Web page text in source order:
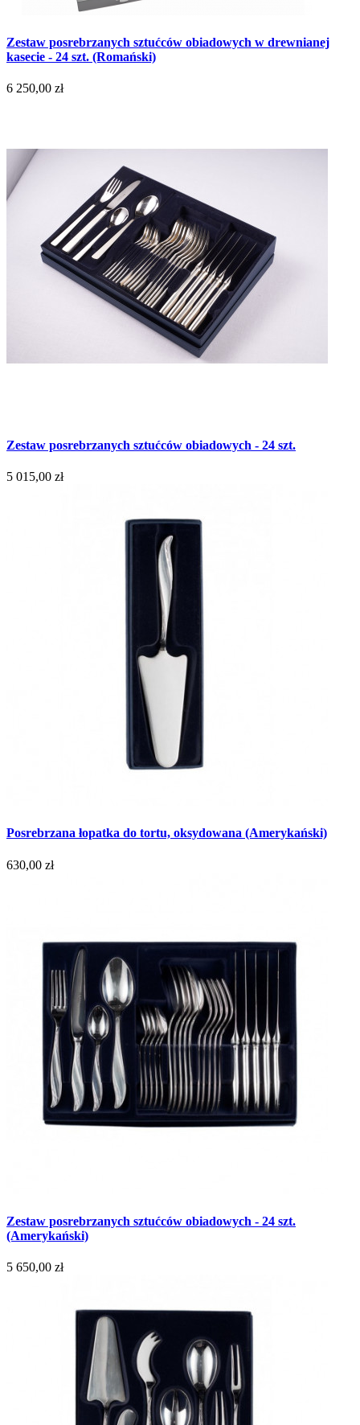
Zestaw posrebrzanych sztućców obiadowych w drewnianej
kasecie - 24 szt. (Romański)
6 250,00 zł
Zestaw posrebrzanych sztućców obiadowych - 24 szt.
5 015,00 zł
Posrebrzana łopatka do tortu, oksydowana (Amerykański)
630,00 zł
Zestaw posrebrzanych sztućców obiadowych - 24 szt.
(Amerykański)
5 650,00 zł